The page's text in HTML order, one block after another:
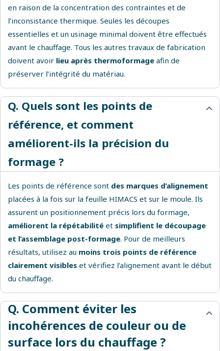
en raison de la concentration des contraintes et de
l’inconsistance thermique. Seules les découpes
essentielles et un usinage minimal doivent être effectués
avant le chauffage. Tous les autres travaux de fabrication
doivent avoir lieu après thermoformage afin de
préserver l’intégrité du matériau.
Q. Quels sont les points de
référence, et comment
améliorent-ils la précision du
formage ?
Les points de référence sont des marques d’alignement
placées à la fois sur la feuille HIMACS et sur le moule. Ils
assurent un positionnement précis lors du formage,
améliorent la répétabilité et simplifient le découpage
et l’assemblage post-formage. Pour de meilleurs
résultats, utilisez au moins trois points de référence
clairement visibles et vérifiez l’alignement avant le début
du chauffage.
Q. Comment éviter les
incohérences de couleur ou de
surface lors du chauffage ?